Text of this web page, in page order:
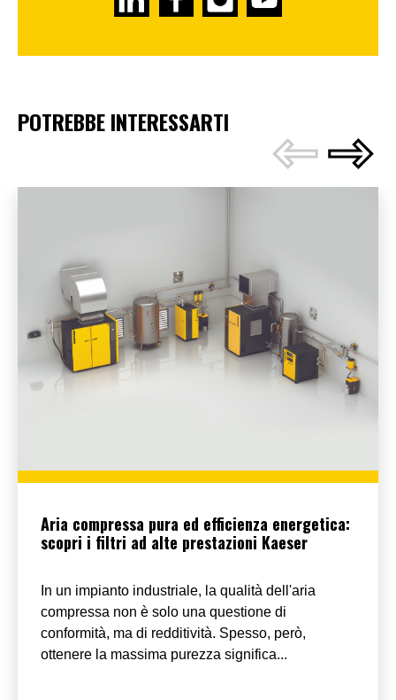
POTREBBE INTERESSARTI
Aria compressa pura ed efficienza energetica:
scopri i filtri ad alte prestazioni Kaeser
In un impianto industriale, la qualità dell'aria
compressa non è solo una questione di
conformità, ma di redditività. Spesso, però,
ottenere la massima purezza significa...